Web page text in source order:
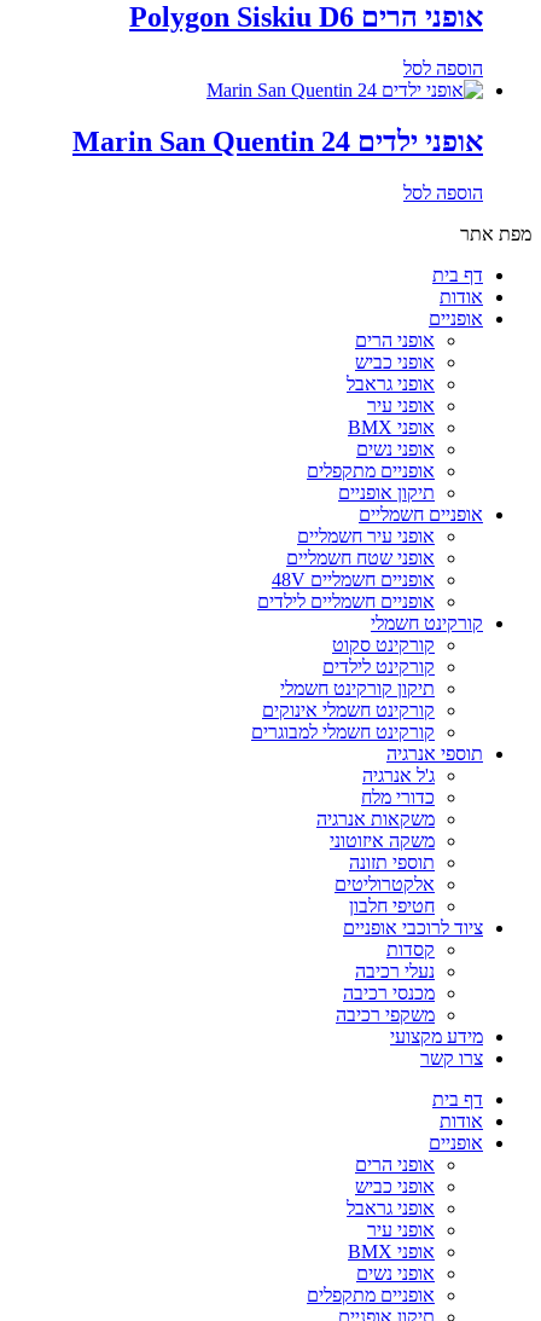
אופני הרים Polygon Siskiu D6
הוספה לסל
אופני ילדים Marin San Quentin 24
הוספה לסל
מפת אתר
דף בית
אודות
אופניים
אופני הרים
אופני כביש
אופני גראבל
אופני עיר
אופני BMX
אופני נשים
אופניים מתקפלים
תיקון אופניים
אופניים חשמליים
אופני עיר חשמליים
אופני שטח חשמליים
אופניים חשמליים 48V
אופניים חשמליים לילדים
קורקינט חשמלי
קורקינט סקוט
קורקינט לילדים
תיקון קורקינט חשמלי
קורקינט חשמלי אינוקים
קורקינט חשמלי למבוגרים
תוספי אנרגיה
ג'ל אנרגיה
כדורי מלח
משקאות אנרגיה
משקה איזוטוני
תוספי תזונה
אלקטרוליטים
חטיפי חלבון
ציוד לרוכבי אופניים
קסדות
נעלי רכיבה
מכנסי רכיבה
משקפי רכיבה
מידע מקצועי
צרו קשר
דף בית
אודות
אופניים
אופני הרים
אופני כביש
אופני גראבל
אופני עיר
אופני BMX
אופני נשים
אופניים מתקפלים
תיקון אופניים